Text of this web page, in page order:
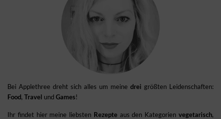
Bei Applethree dreht sich alles um meine drei größten Leidenschaften:
Food, Travel und Games!
Ihr findet hier meine liebsten Rezepteaus den Kategorienvegetarisch,